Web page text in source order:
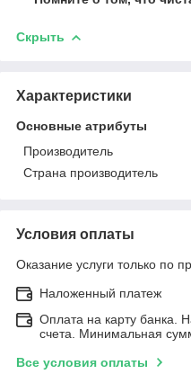
Скрыть
Характеристики
Основные атрибуты
Производитель
Страна производитель
Условия оплаты
Оказание услуги только по
Наложенный платеж
Оплата на карту банка.
счета. Минимальная
Все условия оплаты